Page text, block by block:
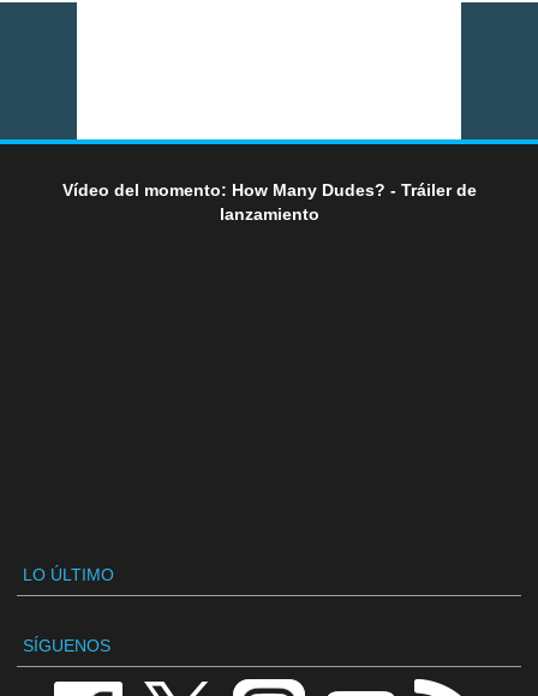
Vídeo del momento: How Many Dudes? - Tráiler de
lanzamiento
LO ÚLTIMO
SÍGUENOS